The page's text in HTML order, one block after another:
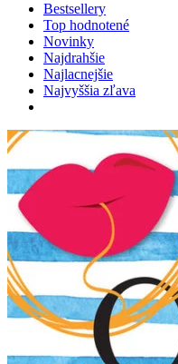
Bestsellery
Top hodnotené
Novinky
Najdrahšie
Najlacnejšie
Najvyššia zľava